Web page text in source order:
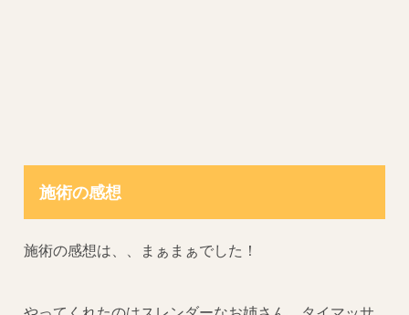
施術の感想
施術の感想は、、まぁまぁでした！